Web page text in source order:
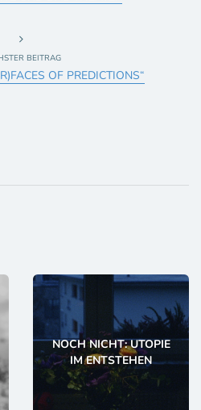
BEITRAG
OF PREDICTIONS“
NOCH NICHT: UTOPIE
IM ENTSTEHEN